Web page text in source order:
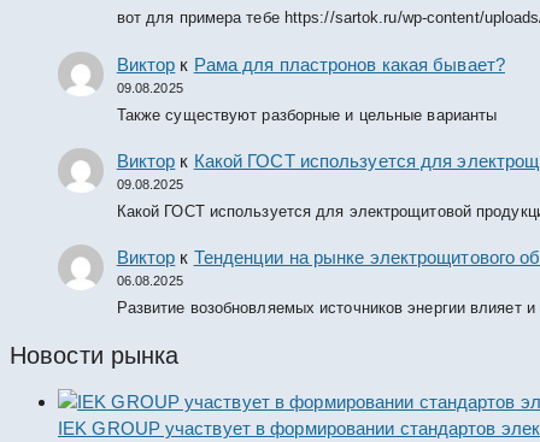
вот для примера тебе https://sartok.ru/wp-content/
Виктор к Рама для пластронов какая бывает?
09.08.2025
Также существуют разборные и цельные варианты
Виктор к Какой ГОСТ используется для
09.08.2025
Какой ГОСТ используется для электрощитовой
Виктор к Тенденции на рынке электрощитового
06.08.2025
Развитие возобновляемых источников энергии влияет
Новости рынка
IEK GROUP участвует в формировании стандартов